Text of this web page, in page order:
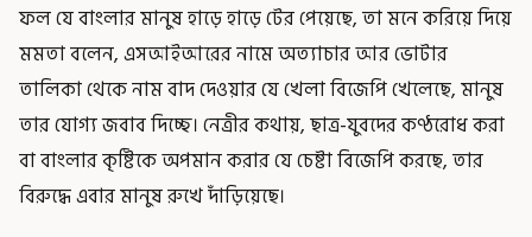
ফল যে বাংলার মানুষ হাড়ে হাড়ে টের পেয়েছে, তা মনে করিয়ে দিয়ে
মমতা বলেন, এসআইআরের নামে অত্যাচার আর ভোটার
তালিকা থেকে নাম বাদ দেওয়ার যে খেলা বিজেপি খেলেছে, মানুষ
তার যোগ্য জবাব দিচ্ছে। নেত্রীর কথায়, ছাত্র-যুবদের কণ্ঠরোধ করা
বা বাংলার কৃষ্টিকে অপমান করার যে চেষ্টা বিজেপি করছে, তার
বিরুদ্ধে এবার মানুষ রুখে দাঁড়িয়েছে।